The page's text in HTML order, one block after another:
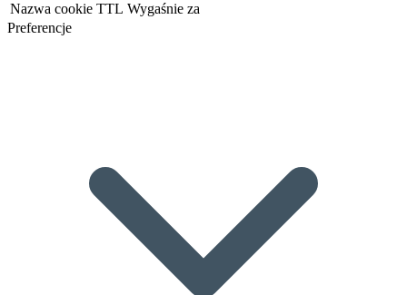
Nazwa cookie TTL Wygaśnie za
Preferencje